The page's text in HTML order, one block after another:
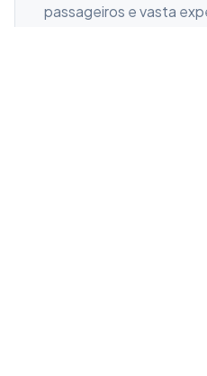
passageiros e vasta